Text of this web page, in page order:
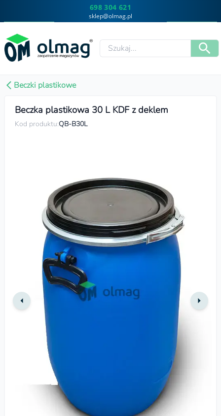
698 304 621
sklep@olmag.pl
Beczki plastikowe
Beczka plastikowa 30 L KDF z deklem
Kod produktu:QB-B30L